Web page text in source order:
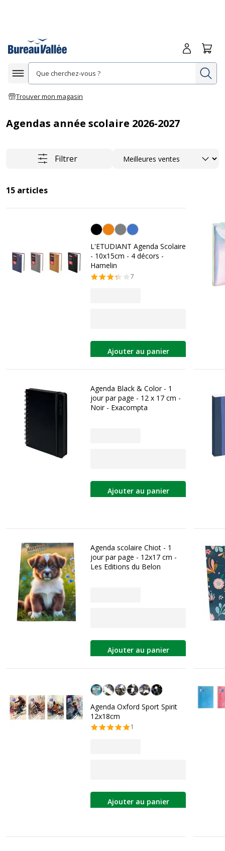
Afficher la navigation
Trouver mon magasin
Me
Agendas année scolaire 2026-2027
Filtrer Trier
15 articles
Personnalisation de la couleur
L'ETUDIANT Agenda Scolaire
- 10x15cm - 4 décors -
Hamelin
7
Ajouter au panier
Agenda Black & Color - 1
jour par page - 12 x 17 cm -
Noir - Exacompta
Ajouter au panier
Agenda scolaire Chiot - 1
jour par page - 12x17 cm -
Les Editions du Belon
Ajouter au panier
Personnalisation de la couleur
Agenda Oxford Sport Spirit
12x18cm
1
Ajouter au panier